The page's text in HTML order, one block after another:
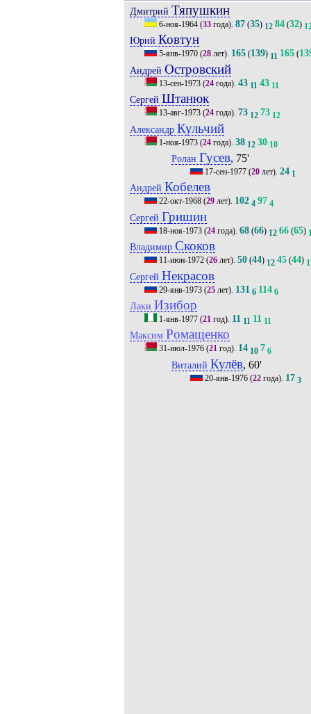
Дмитрий Тяпушкин
6-ноя-1964(33года). 87(35) 12 84(32)
Юрий Ковтун
5-янв-1970(28лет). 165(139) 11 165(
Андрей Островский
13-сен-1973(24года). 43 11 43 11
Сергей Штанюк
13-авг-1973(24года). 73 12 73 12
Александр Кульчий
1-ноя-1973(24года). 38 12 30 10
Ролан Гусев, 75'
17-сен-1977 (20 лет).24 1
Андрей Кобелев
22-окт-1968(29лет). 102 4 97 4
Сергей Гришин
18-ноя-1973(24года). 68(66) 12 66(65)
Владимир Скоков
11-июн-1972(26лет). 50(44) 12 45(44)
Сергей Некрасов
29-янв-1973(25лет). 131 6 114 6
Лаки Изибор
1-янв-1977(21год). 11 11 11 11
Максим Ромащенко
31-июл-1976(21год). 14 10 7 6
Виталий Кулёв, 60'
20-янв-1976 (22 года). 17 3